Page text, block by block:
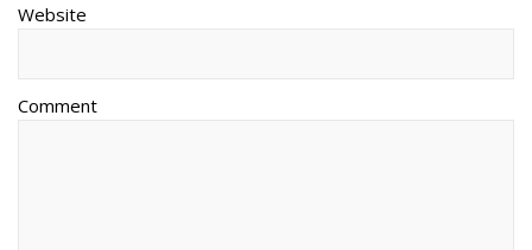
Website
Comment